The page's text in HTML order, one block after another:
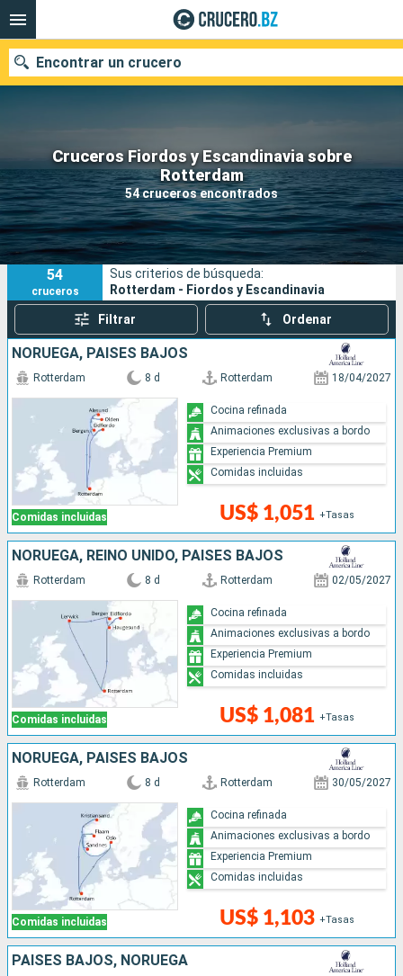
Cruceros Fiordos y Escandinavia sobre
Rotterdam
54 cruceros encontrados
Encontrar un crucero
Nuestros destinos
Fecha de salida
Puertos Compañías
Buscar
54
cruceros
Sus criterios de búsqueda:
Rotterdam - Fiordos y Escandinavia
Filtrar Ordenar
NORUEGA, PAISES BAJOS
Comidas incluidas
Rotterdam 8 d Rotterdam 18/04/2027
US$ 1,051 +Tasas
Cocina refinada
Animaciones exclusivas a bordo
Experiencia Premium
Comidas incluidas
NORUEGA, REINO UNIDO, PAISES BAJOS
Comidas incluidas
Rotterdam 8 d Rotterdam 02/05/2027
US$ 1,081 +Tasas
Cocina refinada
Animaciones exclusivas a bordo
Experiencia Premium
Comidas incluidas
NORUEGA, PAISES BAJOS
Comidas incluidas
Rotterdam 8 d Rotterdam 30/05/2027
US$ 1,103 +Tasas
Cocina refinada
Animaciones exclusivas a bordo
Experiencia Premium
Comidas incluidas
PAISES BAJOS, NORUEGA